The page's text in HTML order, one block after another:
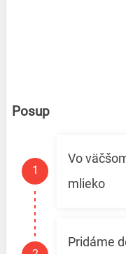
Posup
Vo
mlieko
Pridáme